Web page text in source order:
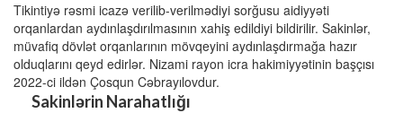
Tikintiyə rəsmi icazə verilib-verilmədiyi sorğusu aidiyyəti
orqanlardan aydınlaşdırılmasının xahiş edildiyi bildirilir. Sakinlər,
müvafiq dövlət orqanlarının mövqeyini aydınlaşdırmağa hazır
olduqlarını qeyd edirlər. Nizami rayon icra hakimiyyətinin başçısı
2022-ci ildən Çosqun Cəbrayılovdur.
Sakinlərin Narahatlığı